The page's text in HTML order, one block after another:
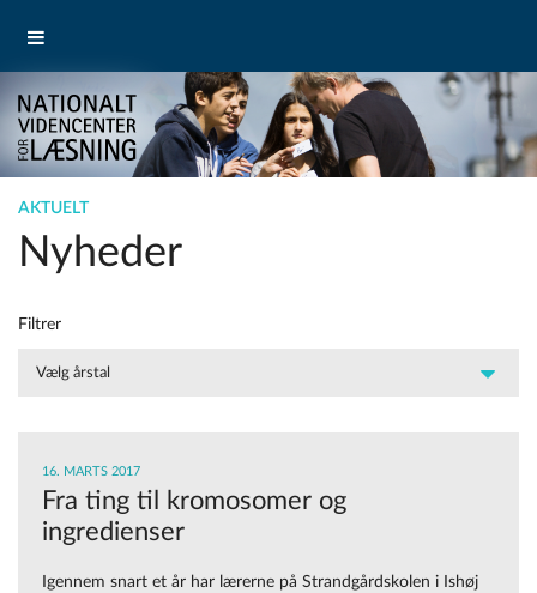
AKTUELT
Nyheder
Filtrer
16. MARTS 2017
Fra ting til kromosomer og
ingredienser
Igennem snart et år har lærerne på Strandgårdskolen i Ishøj